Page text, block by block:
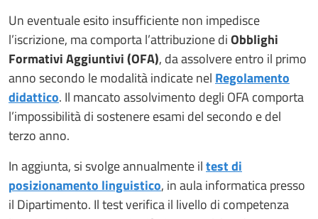
Un eventuale esito insufficiente non impedisce
l’iscrizione, ma comporta l’attribuzione diObblighi
Formativi Aggiuntivi (OFA), da assolvere entro il primo
anno secondo le modalità indicate nel Regolamento
didattico. Il mancato assolvimento degli OFA comporta
l’impossibilità di sostenere esami del secondo e del
terzo anno.
In aggiunta, si svolge annualmente iltest di
posizionamento linguistico, in aula informatica presso
il Dipartimento. Il test verifica il livello di competenza